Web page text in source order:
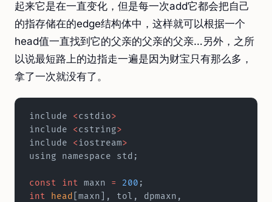
起来它是在一直变化，但是每一次add它都会把自己
的指存储在的edge结构体中，这样就可以根据一个
head值一直找到它的父亲的父亲的父亲…另外，之所
以说最短路上的边指走一遍是因为财宝只有那么多，
拿了一次就没有了。
include <cstdio>
include <cstring>
include <iostream>
using namespace std;
const int maxn = 200 ;
int head